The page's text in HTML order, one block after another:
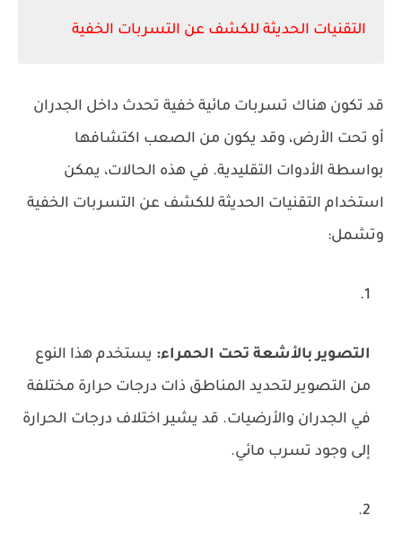
التقنيات الحديثة للكشف عن التسربات الخفية
قد تكون هناك تسربات مائية خفية تحدث داخل الجدران
أو تحت الأرض، وقد يكون من الصعب اكتشافها
بواسطة الأدوات التقليدية. في هذه الحالات، يمكن
استخدام التقنيات الحديثة للكشف عن التسربات الخفية
وتشمل:
التصوير بالأشعة تحت الحمراء: يستخدم هذا النوع
من التصوير لتحديد المناطق ذات درجات حرارة مختلفة
في الجدران والأرضيات. قد يشير اختلاف درجات الحرارة
إلى وجود تسرب مائي.